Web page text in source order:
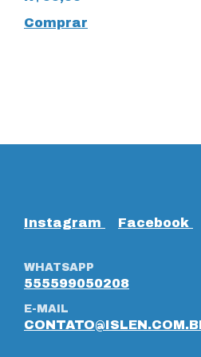
Comprar
Instagram Facebook
WHATSAPP
555599050208
E-MAIL